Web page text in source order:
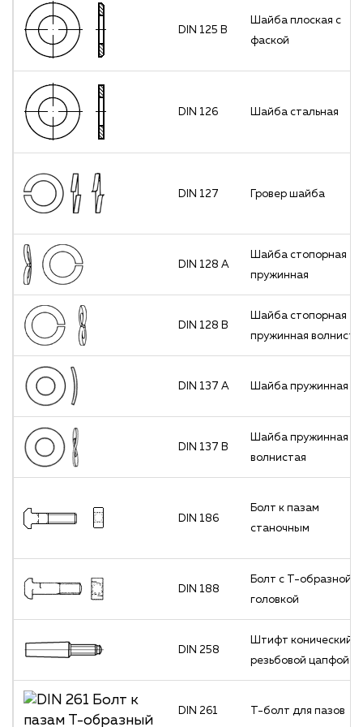
DIN 125 В
Шайба плоская с
фаской
DIN 126 Шайба стальная
DIN 127 Гровер шайба
DIN 128 А
Шайба стопорная
пружинная
DIN 128 В
Шайба стопорная
пружинная
DIN 137 А Шайба пружинная
DIN 137 В
Шайба пружинная
волнистая
DIN 186
Болт к пазам
станочным
DIN 188
Болт с Т-образной
головкой
DIN 258
Штифт конический с
резьбовой цапфой
DIN 261 T-болт для пазов